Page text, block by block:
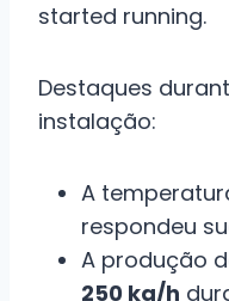
started running.
Destaques
instalação:
A
respondeu
A produção
250 kg/h